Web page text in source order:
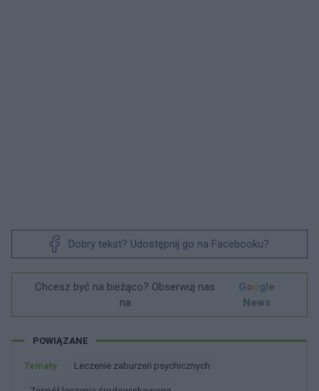
Dobry tekst? Udostępnij go na Facebooku?
Chcesz być na bieżąco? Obserwuj nas
na
Google
News
POWIĄZANE
Tematy Leczenie zaburzeń psychicznych